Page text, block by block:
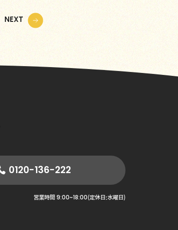
NEXT
0120-136-222
営業時間9:00~18:00(定休日:水曜日)